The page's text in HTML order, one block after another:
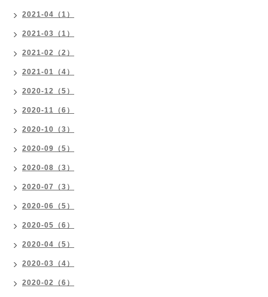
2021-04（1）
2021-03（1）
2021-02（2）
2021-01（4）
2020-12（5）
2020-11（6）
2020-10（3）
2020-09（5）
2020-08（3）
2020-07（3）
2020-06（5）
2020-05（6）
2020-04（5）
2020-03（4）
2020-02（6）